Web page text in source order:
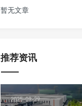
暂无文章
推荐资讯
2025-09-29